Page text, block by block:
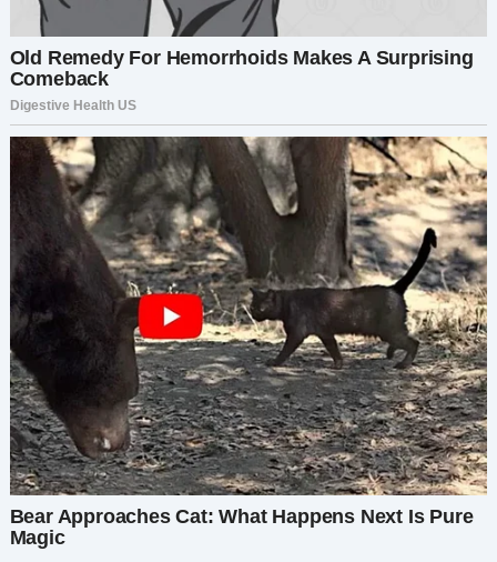
сказал я, глядя на этих замечательных ребят,
что встали за меня горой.
Вечером на душе было тепло. Я понял: вся эта
история была не только о парковке. Она была о
дружбе, поддержке и справедливости.
Прошло несколько недель, и Гарик вернулся
домой на праздники. Дом наполнился смехом,
ароматом пирогов и уютом. Мы сидели у
камина, и я рассказал ему всю историю от
начала до конца.
Гарик слушал с широко раскрытыми глазами и
смеялся над самыми абсурдными моментами.
— Жаль, что я это не видел, — сказал он, всё ещё
хохоча.
— Ты бы был в восторге, — добавил Крис,